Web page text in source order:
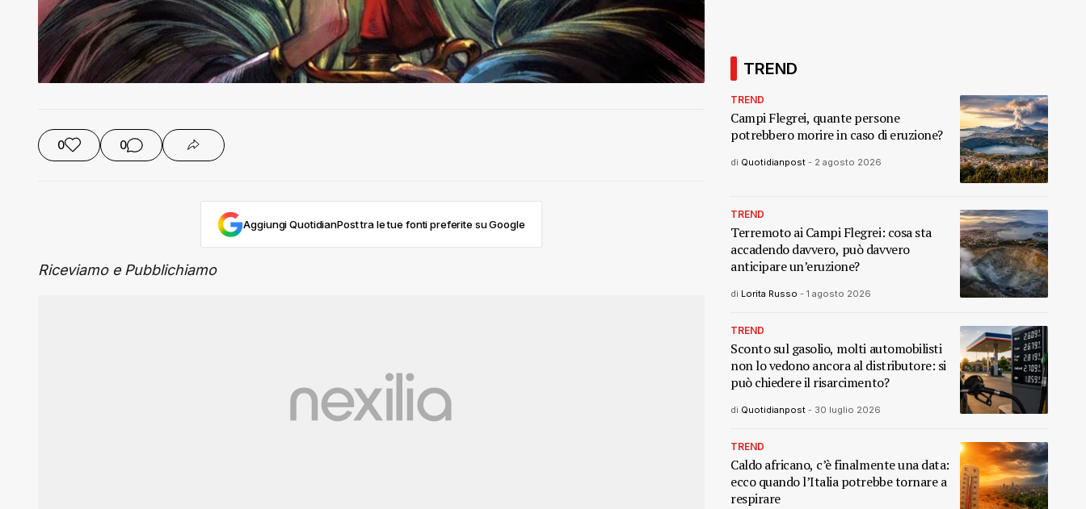
0 0
Aggiungi QuotidianPost tra le tue fonti preferite su Google
Riceviamo e Pubblichiamo
TREND
TREND
Campi Flegrei, quante persone
potrebbero morire in caso di eruzione?
di Quotidianpost - 2 agosto 2026
TREND
Terremoto ai Campi Flegrei: cosa sta
accadendo davvero, può davvero
anticipare un’eruzione?
di Lorita Russo - 1 agosto 2026
TREND
Sconto sul gasolio, molti automobilisti
non lo vedono ancora al distributore: si
può chiedere il risarcimento?
di Quotidianpost - 30 luglio 2026
TREND
Caldo africano, c’è finalmente una data:
ecco quando l’Italia potrebbe tornare a
respirare